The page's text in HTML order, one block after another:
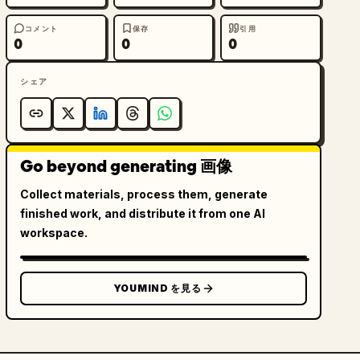
コメント
0
保存
0
引用
0
シェア
Go beyond generating 画像
Collect materials, process them, generate
finished work, and distribute it from one AI
workspace.
YOUMIND を見る